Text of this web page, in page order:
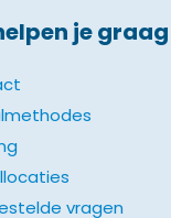
je graag
vragen